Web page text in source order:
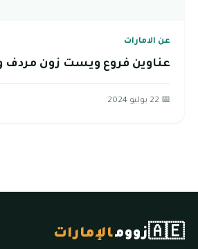
عن الامارات
عناوين فروع ويست زون مردف
📅 22 يوليو 2024
🇦🇪زوومالإمارات